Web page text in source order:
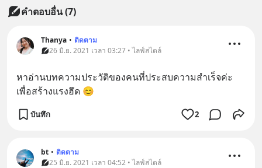
คำตอบอื่น(7)
Thanya • ติดตาม
26 มิ.ย. 2021 เวลา 03:27 • ไลฟ์สไตล์
หาอ่านบทความประวัติของคนที่ประสบความสำเร็จค่ะ
เพื่อสร้างแรงฮึด 😊
บันทึก 2
bt • ติดตาม
25 มิ.ย. 2021 เวลา 04:52 • ไลฟ์สไตล์